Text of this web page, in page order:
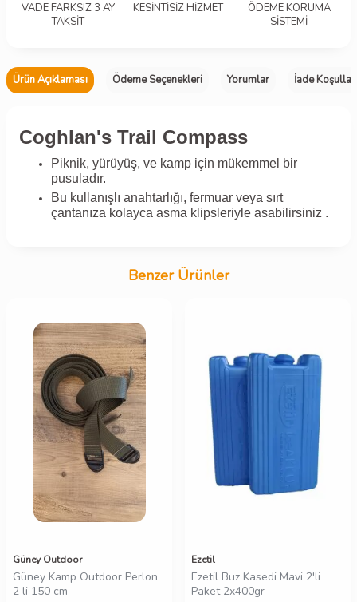
VADE FARKSIZ 3 AY
TAKSİT
KESİNTİSİZ HİZMET
ÖDEME KORUMA
SİSTEMİ
Ürün Açıklaması Ödeme Seçenekleri Yorumlar İade Koşulları
Coghlan's Trail Compass
Piknik, yürüyüş, ve kamp için mükemmel bir
pusuladır.
Bu kullanışlı anahtarlığı, fermuar veya sırt
çantanıza kolayca asma klipsleriyle asabilirsiniz .
Benzer Ürünler
Güney Outdoor
Güney Kamp Outdoor Perlon
2 li 150 cm
Ezetil
Ezetil Buz Kasedi Mavi 2'li
Paket 2x400gr